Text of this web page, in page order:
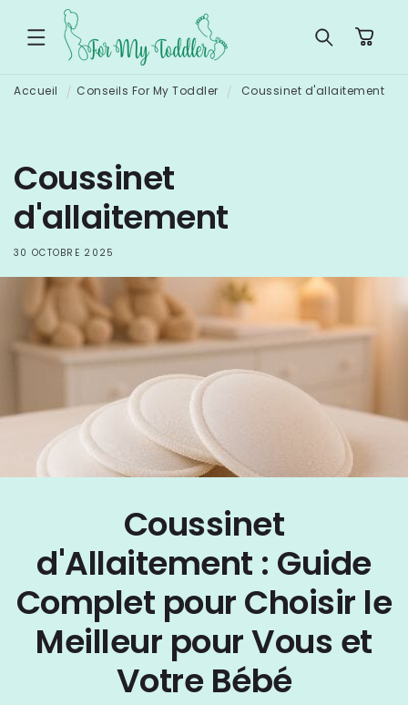
AU
CONTENU
Panier
Accueil Conseils For My Toddler Coussinet d'allaitement
Coussinet
d'allaitement
30 OCTOBRE 2025
Coussinet
d'Allaitement : Guide
Complet pour Choisir le
Meilleur pour Vous et
Votre Bébé